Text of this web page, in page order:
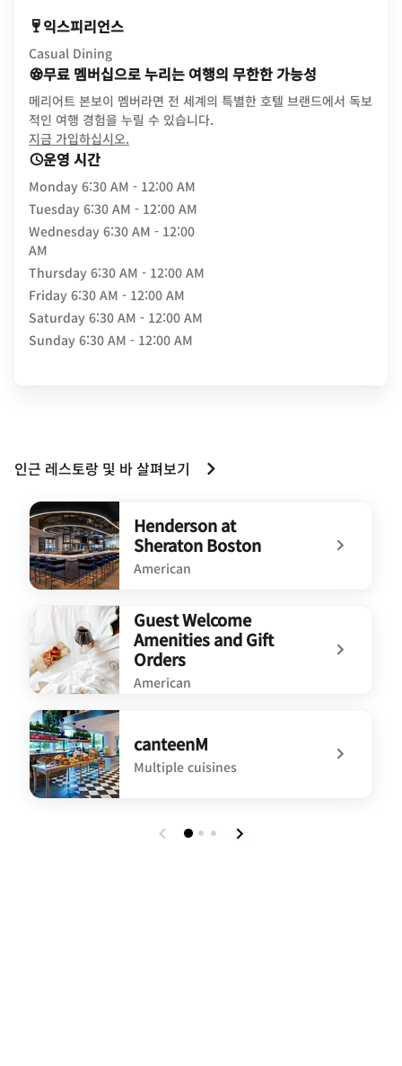
익스피리언스
Casual Dining
무료 멤버십으로 누리는 여행의 무한한 가능성
메리어트 본보이 멤버라면 전 세계의 특별한 호텔 브랜드에서 독보
적인 여행 경험을 누릴 수 있습니다.
지금 가입하십시오.
운영 시간
Monday 6:30 AM - 12:00 AM
Tuesday 6:30 AM - 12:00 AM
Wednesday 6:30 AM - 12:00
AM
Thursday 6:30 AM - 12:00 AM
Friday 6:30 AM - 12:00 AM
Saturday 6:30 AM - 12:00 AM
Sunday 6:30 AM - 12:00 AM
인근 레스토랑 및 바 살펴보기
Henderson at
Sheraton Boston
American
undefined Henderson at Sheraton Boston
Guest Welcome
Amenities and Gift
Orders
American
undefined Guest Welcome Amenities and Gift Orders
canteenM
Multiple cuisines
undefined canteenM